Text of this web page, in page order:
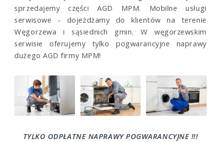
sprzedajemy części AGD MPM. Mobilne usługi
serwisowe - dojeżdżamy do klientów na terenie
Węgorzewa i sąsiednich gmin. W węgorzewskim
serwisie oferujemy tylko pogwarancyjne naprawy
dużego AGD firmy MPM!
TYLKO ODPŁATNE NAPRAWY POGWARANCYJNE !!!